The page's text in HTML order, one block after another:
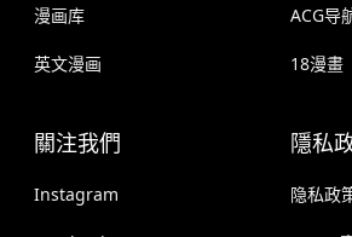
漫画库
英文漫画
ACG导
18漫畫
關注我們
Instagram
隱私
隐私政